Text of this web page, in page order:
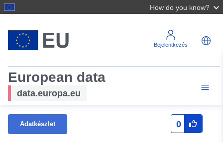
How do you know?
Bejelentkezés
European data
data.europa.eu
Adatkészlet 0